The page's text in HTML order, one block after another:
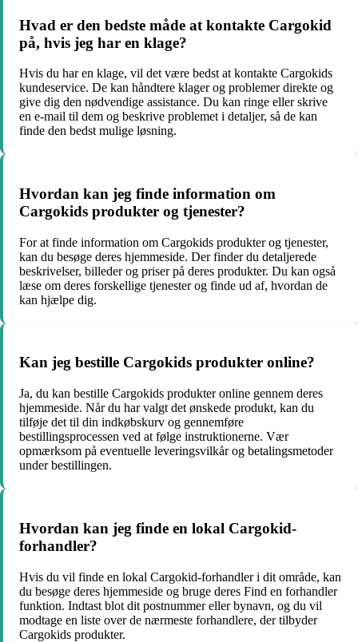
Hvad er den bedste måde at kontakte Cargokid
på, hvis jeg har en klage?
Hvis du har en klage, vil det være bedst at kontakte Cargokids
kundeservice. De kan håndtere klager og problemer direkte og
give dig den nødvendige assistance. Du kan ringe eller skrive
en e-mail til dem og beskrive problemet i detaljer, så de kan
finde den bedst mulige løsning.
Hvordan kan jeg finde information om
Cargokids produkter og tjenester?
For at finde information om Cargokids produkter og tjenester,
kan du besøge deres hjemmeside. Der finder du detaljerede
beskrivelser, billeder og priser på deres produkter. Du kan også
læse om deres forskellige tjenester og finde ud af, hvordan de
kan hjælpe dig.
Kan jeg bestille Cargokids produkter online?
Ja, du kan bestille Cargokids produkter online gennem deres
hjemmeside. Når du har valgt det ønskede produkt, kan du
tilføje det til din indkøbskurv og gennemføre
bestillingsprocessen ved at følge instruktionerne. Vær
opmærksom på eventuelle leveringsvilkår og betalingsmetoder
under bestillingen.
Hvordan kan jeg finde en lokal Cargokid-
forhandler?
Hvis du vil finde en lokal Cargokid-forhandler i dit område, kan
du besøge deres hjemmeside og bruge deres Find en forhandler
funktion. Indtast blot dit postnummer eller bynavn, og du vil
modtage en liste over de nærmeste forhandlere, der tilbyder
Cargokids produkter.